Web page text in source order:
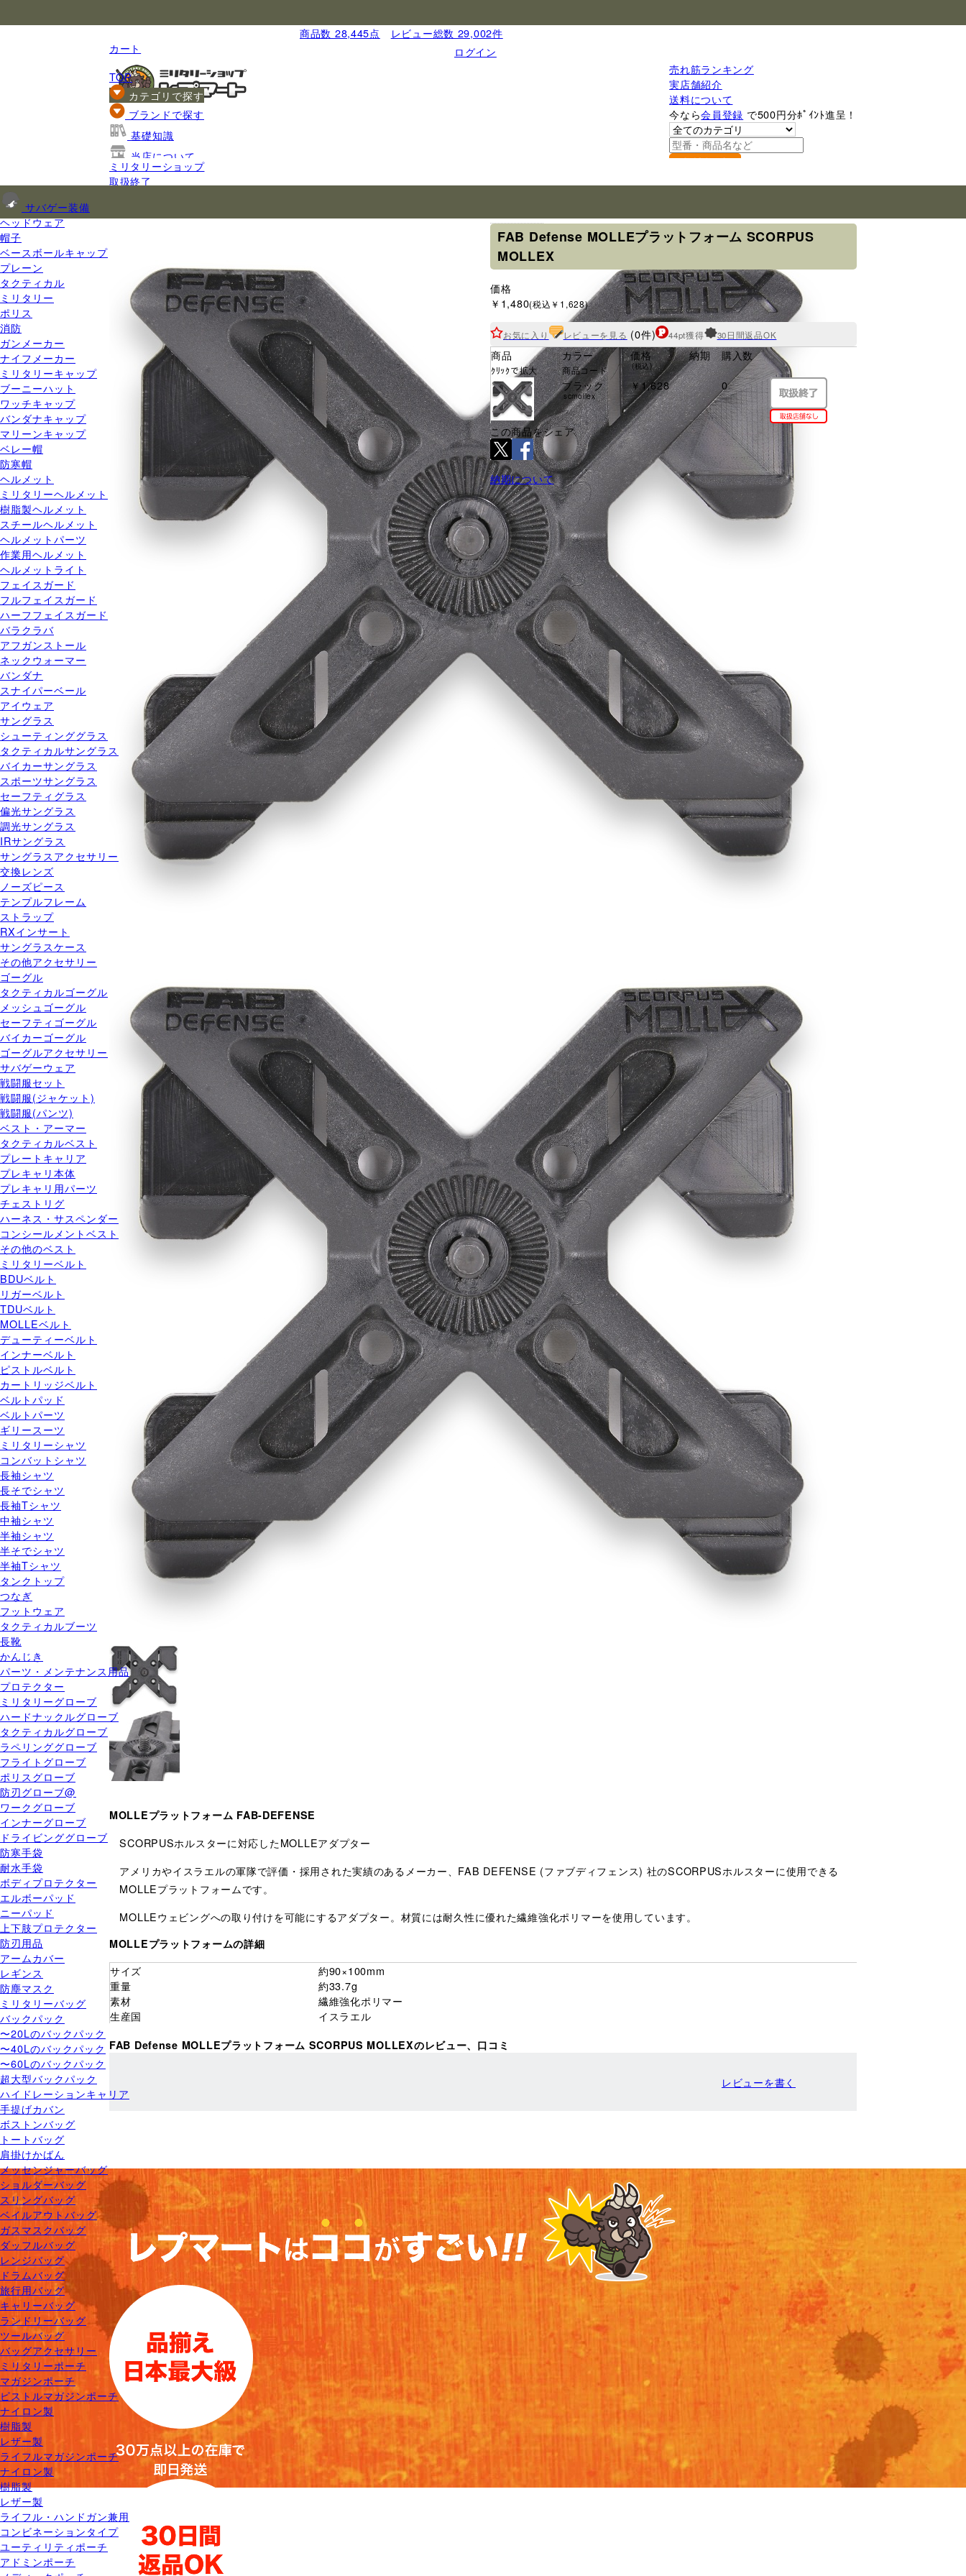
商品数 28,445点
レビュー総数 29,002件
ログイン
カート
売れ筋ランキング
実店舗紹介
送料について
今なら会員登録 で500円分ﾎﾟｲﾝﾄ進呈！
TOP
カテゴリで探す
サバゲー装備
ヘッドウェア
帽子
ベースボールキャップ
プレーン
タクティカル
ミリタリー
ポリス
消防
ガンメーカー
ナイフメーカー
ミリタリーキャップ
ブーニーハット
ワッチキャップ
バンダナキャップ
マリーンキャップ
ベレー帽
防寒帽
ヘルメット
ミリタリーヘルメット
樹脂製ヘルメット
スチールヘルメット
ヘルメットパーツ
作業用ヘルメット
ヘルメットライト
フェイスガード
フルフェイスガード
ハーフフェイスガード
バラクラバ
アフガンストール
ネックウォーマー
バンダナ
スナイパーベール
アイウェア
サングラス
シューティンググラス
タクティカルサングラス
バイカーサングラス
スポーツサングラス
セーフティグラス
偏光サングラス
調光サングラス
IRサングラス
サングラスアクセサリー
交換レンズ
ノーズピース
テンプルフレーム
ストラップ
RXインサート
サングラスケース
その他アクセサリー
ゴーグル
タクティカルゴーグル
メッシュゴーグル
セーフティゴーグル
バイカーゴーグル
ゴーグルアクセサリー
サバゲーウェア
戦闘服セット
戦闘服(ジャケット)
戦闘服(パンツ)
ベスト・アーマー
タクティカルベスト
プレートキャリア
プレキャリ本体
プレキャリ用パーツ
チェストリグ
ハーネス・サスペンダー
コンシールメントベスト
その他のベスト
ミリタリーベルト
BDUベルト
リガーベルト
TDUベルト
MOLLEベルト
デューティーベルト
インナーベルト
ピストルベルト
カートリッジベルト
ベルトパッド
ベルトパーツ
ギリースーツ
ミリタリーシャツ
コンバットシャツ
長袖シャツ
長そでシャツ
長袖Tシャツ
中袖シャツ
半袖シャツ
半そでシャツ
半袖Tシャツ
タンクトップ
つなぎ
フットウェア
タクティカルブーツ
長靴
かんじき
パーツ・メンテナンス用品
プロテクター
ミリタリーグローブ
ハードナックルグローブ
タクティカルグローブ
ラペリンググローブ
フライトグローブ
ポリスグローブ
防刃グローブ@
ワークグローブ
インナーグローブ
ドライビンググローブ
防寒手袋
耐水手袋
ボディプロテクター
エルボーパッド
ニーパッド
上下肢プロテクター
防刃用品
アームカバー
レギンス
防塵マスク
ミリタリーバッグ
バックパック
〜20Lのバックパック
〜40Lのバックパック
〜60Lのバックパック
超大型バックパック
ハイドレーションキャリア
手提げカバン
ボストンバッグ
トートバッグ
肩掛けかばん
メッセンジャーバッグ
ショルダーバッグ
スリングバッグ
ベイルアウトバッグ
ガスマスクバッグ
ダッフルバッグ
レンジバッグ
ドラムバッグ
旅行用バッグ
キャリーバッグ
ランドリーバッグ
ツールバッグ
バッグアクセサリー
ミリタリーポーチ
マガジンポーチ
ピストルマガジンポーチ
ナイロン製
樹脂製
レザー製
ライフルマガジンポーチ
ナイロン製
樹脂製
レザー製
ライフル・ハンドガン兼用
コンビネーションタイプ
ユーティリティポーチ
アドミンポーチ
ブランドで探す
基礎知識
当店について
ご利用ガイド
ミリタリーショップ
取扱終了
FAB Defense MOLLEプラットフォーム SCORPUS
MOLLEX
価格
￥1,480(税込￥1,628)
お気に入り レビューを見る (0件) 44pt獲得 30日間返品OK
商品
ｸﾘｯｸで拡大
カラー
商品コード
価格
(税込)
納期
購入数
ブラック
scmollex
￥1,628 0
この商品をシェア
納期について
MOLLEプラットフォーム FAB-DEFENSE
SCORPUSホルスターに対応したMOLLEアダプター
アメリカやイスラエルの軍隊で評価・採用された実績のあるメーカー、FAB DEFENSE (ファブディフェンス) 社のSCORPUSホルスターに使用できる
MOLLEプラットフォームです。
MOLLEウェビングへの取り付けを可能にするアダプター。材質には耐久性に優れた繊維強化ポリマーを使用しています。
MOLLEプラットフォームの詳細
サイズ
約90×100mm
重量
約33.7g
素材
繊維強化ポリマー
生産国
イスラエル
FAB Defense MOLLEプラットフォーム SCORPUS MOLLEXのレビュー、口コミ
レビューを書く